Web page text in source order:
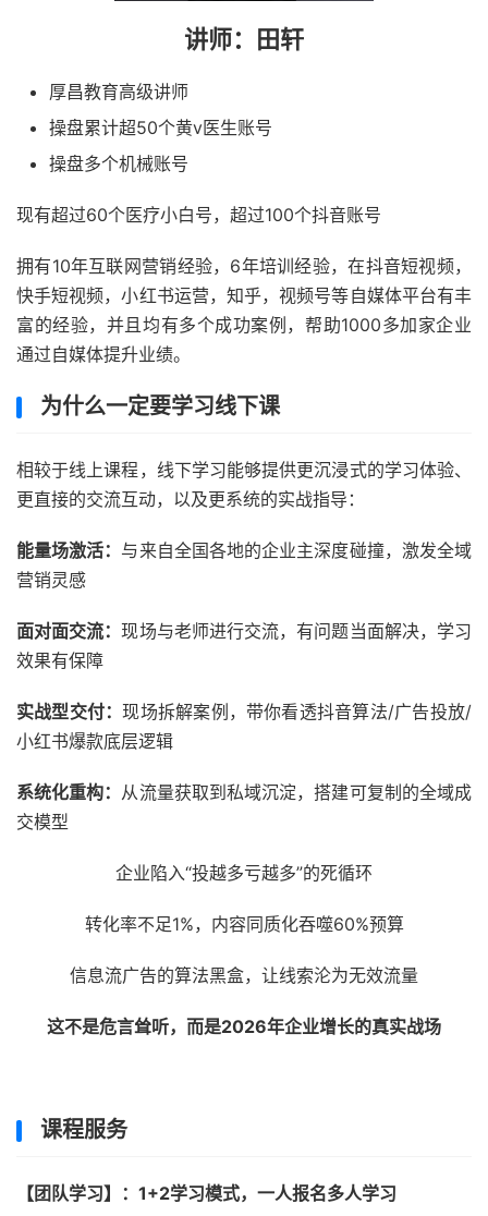
讲师：田轩
厚昌教育高级讲师
操盘累计超50个黄v医生账号
操盘多个机械账号
现有超过60个医疗小白号，超过100个抖音账号
拥有10年互联网营销经验，6年培训经验，在抖音短视频，
快手短视频，小红书运营，知乎，视频号等自媒体平台有丰
富的经验，并且均有多个成功案例，帮助1000多加家企业
通过自媒体提升业绩。
为什么一定要学习线下课
相较于线上课程，线下学习能够提供更沉浸式的学习体验、
更直接的交流互动，以及更系统的实战指导：
能量场激活： 与来自全国各地的企业主深度碰撞，激发全域
营销灵感
面对面交流：现场与老师进行交流，有问题当面解决，学习
效果有保障
实战型交付：现场拆解案例，带你看透抖音算法/广告投放/
小红书爆款底层逻辑
系统化重构： 从流量获取到私域沉淀，搭建可复制的全域成
交模型
企业陷入“投越多亏越多”的死循环
转化率不足1%，内容同质化吞噬60%预算
信息流广告的算法黑盒，让线索沦为无效流量
这不是危言耸听，而是2026年企业增长的真实战场
课程服务
【团队学习】：1+2学习模式，一人报名多人学习